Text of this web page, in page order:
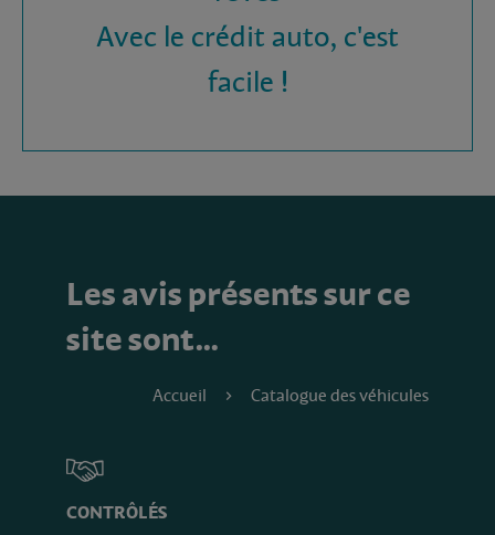
Avec le crédit auto, c'est
facile !
Les avis présents sur ce
site sont…
Accueil Catalogue des véhicules
CONTRÔLÉS